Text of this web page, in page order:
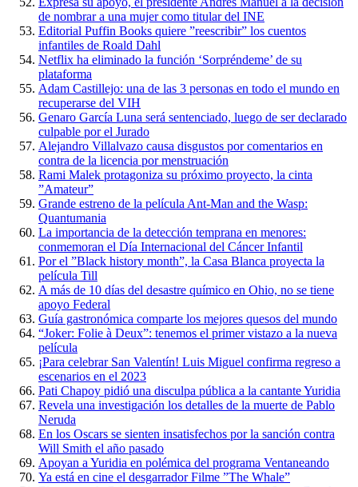
de nombrar a una mujer como titular del INE
Editorial Puffin Books quiere ”reescribir” los cuentos
infantiles de Roald Dahl
Netflix ha eliminado la función ‘Sorpréndeme’ de su
plataforma
Adam Castillejo: una de las 3 personas en todo el mundo en
recuperarse del VIH
Genaro García Luna será sentenciado, luego de ser declarado
culpable por el Jurado
Alejandro Villalvazo causa disgustos por comentarios en
contra de la licencia por menstruación
Rami Malek protagoniza su próximo proyecto, la cinta
”Amateur”
Grande estreno de la película Ant-Man and the Wasp:
Quantumania
La importancia de la detección temprana en menores:
conmemoran el Día Internacional del Cáncer Infantil
Por el ”Black history month”, la Casa Blanca proyecta la
película Till
A más de 10 días del desastre químico en Ohio, no se tiene
apoyo Federal
Guía gastronómica comparte los mejores quesos del mundo
“Joker: Folie à Deux”: tenemos el primer vistazo a la nueva
película
¡Para celebrar San Valentín! Luis Miguel confirma regreso a
escenarios en el 2023
Pati Chapoy pidió una disculpa pública a la cantante Yuridia
Revela una investigación los detalles de la muerte de Pablo
Neruda
En los Oscars se sienten insatisfechos por la sanción contra
Will Smith el año pasado
Apoyan a Yuridia en polémica del programa Ventaneando
Ya está en cine el desgarrador Filme ”The Whale”